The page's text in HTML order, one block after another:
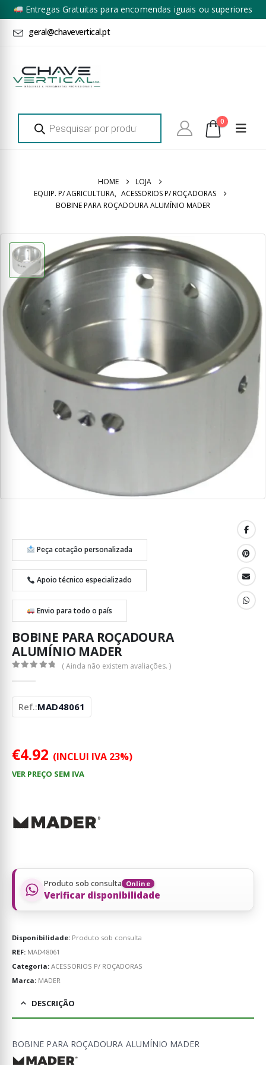
Entregas Gratuitas para encomendas iguais ou superiores
a 100€ + IVA*
geral@chavevertical.pt
Products
search 0
HOME
LOJA
EQUIP. P/ AGRICULTURA, ACESSORIOS P/ ROÇADORAS
BOBINE PARA ROÇADOURA ALUMÍNIO MADER
Peça cotação personalizada
Apoio técnico especializado
Envio para todo o país
BOBINE PARA ROÇADOURA
ALUMÍNIO MADER
( Ainda não existem avaliações. )
Ref.:MAD48061
€4.92 (INCLUI IVA 23%)
VER PREÇO SEM IVA
Produto sob consulta Online
Verificar disponibilidade
Disponibilidade: Produto sob consulta
REF: MAD48061
Categoria: ACESSORIOS P/ ROÇADORAS
Marca: MADER
DESCRIÇÃO
BOBINE PARA ROÇADOURA ALUMÍNIO MADER